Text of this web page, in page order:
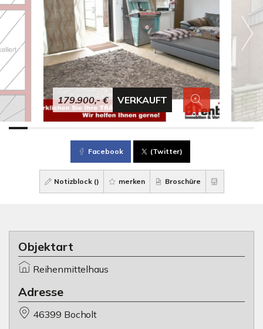
179.900,- € VERKAUFT
Facebook (Twitter)
Notizblock () merken Broschüre
Objektart
Reihenmittelhaus
Adresse
46399 Bocholt